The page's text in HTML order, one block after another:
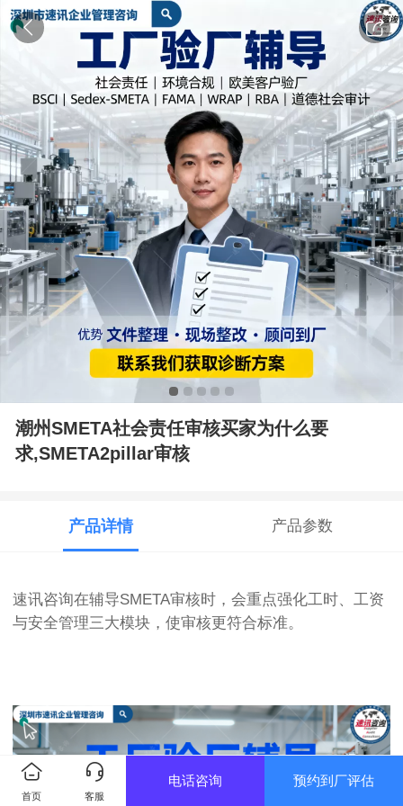
潮州SMETA社会责任审核买家为什么要
求,SMETA2pillar审核
产品详情 产品参数
速讯咨询在辅导SMETA审核时，会重点强化工时、工资
与安全管理三大模块，使审核更符合标准。
首页 客服
电话咨询 预约到厂评估